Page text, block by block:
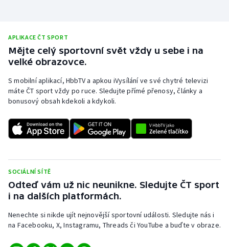
APLIKACE ČT SPORT
Mějte celý sportovní svět vždy u sebe i na
velké obrazovce.
S mobilní aplikací, HbbTV a apkou iVysílání ve své chytré televizi
máte ČT sport vždy po ruce. Sledujte přímé přenosy, články a
bonusový obsah kdekoli a kdykoli.
SOCIÁLNÍ SÍTĚ
Odteď vám už nic neunikne. Sledujte ČT sport
i na dalších platformách.
Nenechte si nikde ujít nejnovější sportovní události. Sledujte nás i
na Facebooku, X, Instagramu, Threads či YouTube a buďte v obraze.